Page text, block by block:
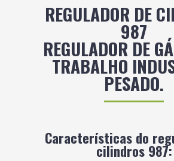
REGULADOR DE
987
REGULADOR DE
TRABALHO
PESADO.
Características do
cilindros 987: